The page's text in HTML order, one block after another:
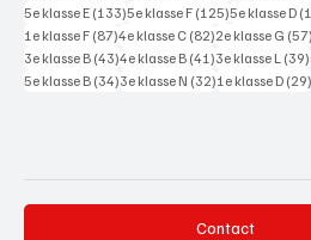
5e klasse E (133)133 posts
5e klasse F (125)125 posts
5e klasse D
1e klasse F (87)87 posts
4e klasse C (82)82 posts
2e klasse G (57)
3e klasse B (43)43 posts
4e klasse B (41)41 posts
3e klasse L (39)
5e klasse B (34)34 posts
3e klasse N (32)32 posts
1e klasse D (29)
Contact